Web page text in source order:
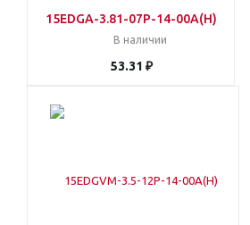
15EDGA-3.81-07P-14-00A(H)
В наличии
53.31 ₽